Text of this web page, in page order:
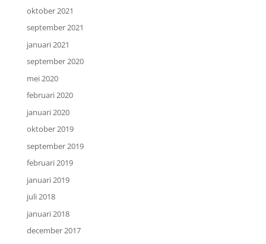
oktober 2021
september 2021
januari 2021
september 2020
mei 2020
februari 2020
januari 2020
oktober 2019
september 2019
februari 2019
januari 2019
juli 2018
januari 2018
december 2017